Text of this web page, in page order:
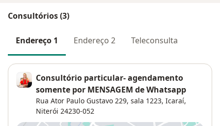
Consultórios (3)
Endereço 1 Endereço 2 Teleconsulta
Consultório particular- agendamento
somente por MENSAGEM de Whatsapp
Rua Ator Paulo Gustavo 229, sala 1223, Icaraí,
Niterói 24230-052